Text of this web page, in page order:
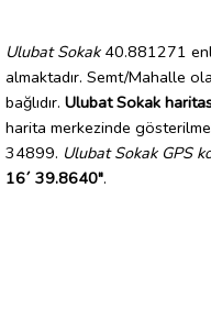
Ulubat Sokak40.881271
almaktadır. Semt/Mahalle
bağlıdır. Ulubat Sokak
harita merkezinde
34899. Ulubat Sokak GPS
16´ 39.8640".